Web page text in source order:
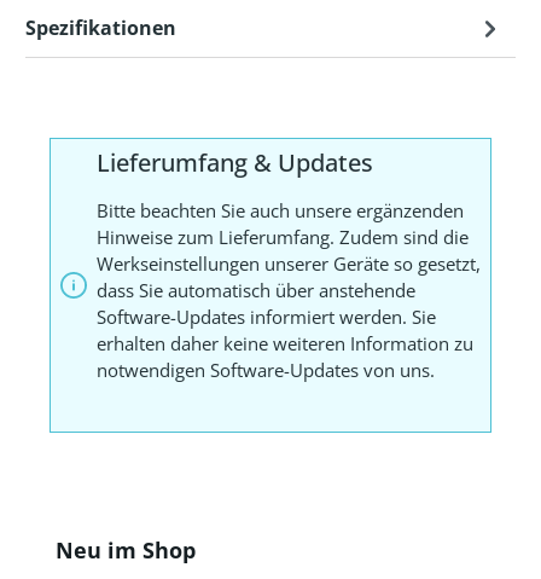
Spezifikationen
Lieferumfang & Updates
Bitte beachten Sie auch unsere ergänzenden
Hinweise zum Lieferumfang. Zudem sind die
Werkseinstellungen unserer Geräte so gesetzt,
dass Sie automatisch über anstehende
Software-Updates informiert werden. Sie
erhalten daher keine weiteren Information zu
notwendigen Software-Updates von uns.
Produktgalerie überspringen
Neu im Shop